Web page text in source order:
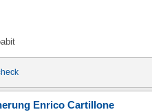
Enrico Cartillone